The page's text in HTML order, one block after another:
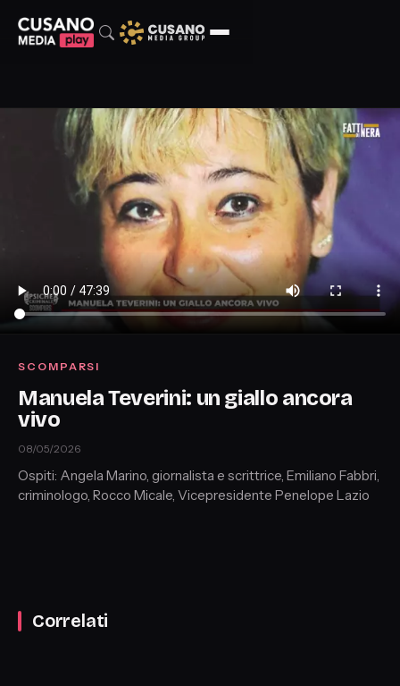
SCOMPARSI
Manuela Teverini: un giallo ancora
vivo
08/05/2026
Ospiti: Angela Marino, giornalista e scrittrice, Emiliano Fabbri,
criminologo, Rocco Micale, Vicepresidente Penelope Lazio
Correlati